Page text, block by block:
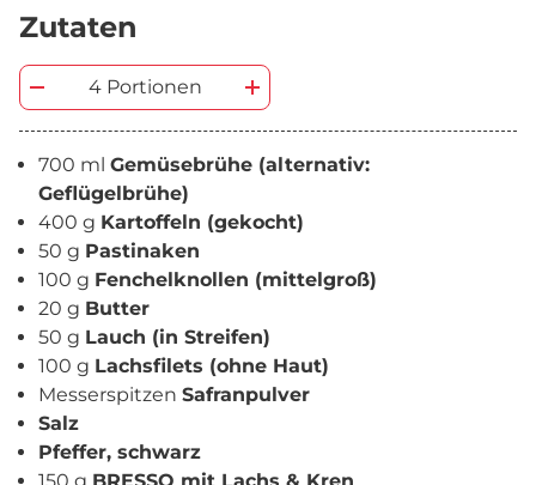
Zutaten
4 Portionen
700 ml Gemüsebrühe (alternativ:
Geflügelbrühe)
400 g Kartoffeln (gekocht)
50 g Pastinaken
100 g Fenchelknollen (mittelgroß)
20 g Butter
50 g Lauch (in Streifen)
100 g Lachsfilets (ohne Haut)
Messerspitzen Safranpulver
Salz
Pfeffer, schwarz